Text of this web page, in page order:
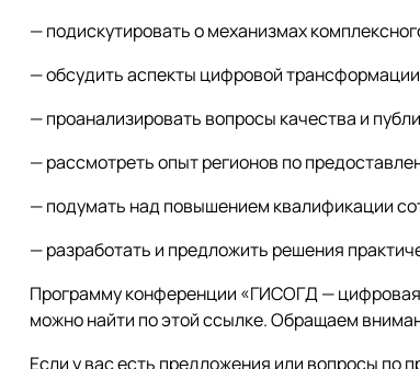
— подискутировать о механизмах
— обсудить аспекты цифровой
— проанализировать вопросы качества и
— рассмотреть опыт регионов по
— подумать над повышением квалификации
— разработать и предложить решения
Программу конференции «ГИСОГД —
можно найти по этой ссылке. Обращаем
Если у вас есть предложения или вопросы по